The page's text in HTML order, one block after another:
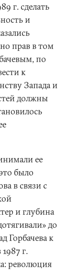
г. сделать
и
прав в том
по
к
Запада и
должны
ее
было
в связи с
и глубина
до
Горбачева к
г.
революция